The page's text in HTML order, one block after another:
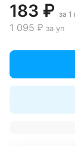
183 ₽ за 1
1 095 ₽ за уп